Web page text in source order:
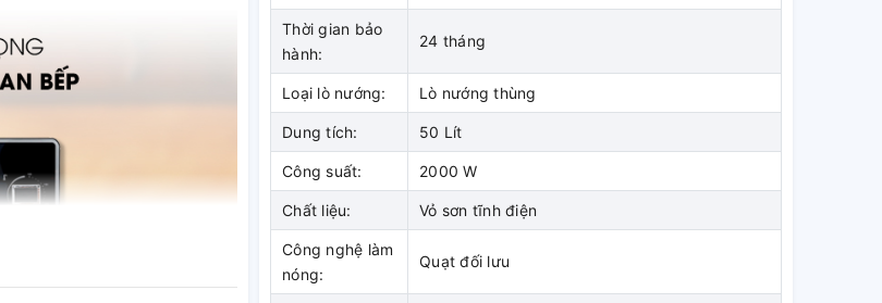
Thời gian bảo
hành:
24 tháng
Loại lò nướng: Lò nướng thùng
Dung tích: 50 Lít
Công suất: 2000 W
Chất liệu: Vỏ sơn tĩnh điện
Công nghệ làm
nóng:
Quạt đối lưu